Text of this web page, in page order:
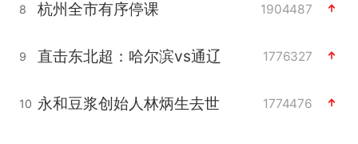
8 杭州全市有序停课 1904487
9 直击东北超：哈尔滨vs通辽 1776327
10 永和豆浆创始人林炳生去世 1774476